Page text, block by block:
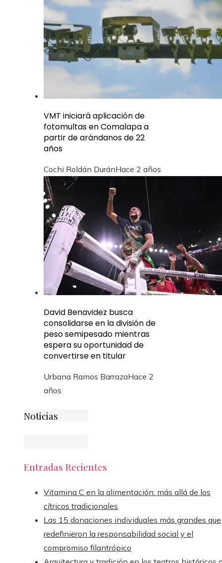
VMT iniciará aplicación de
fotomultas en Comalapa a
partir de arándanos de 22
años
Cochi Roldán DuránHace 2 años
David Benavidez busca
consolidarse en la división de
peso semipesado mientras
espera su oportunidad de
convertirse en titular
Urbana Ramos BarrazaHace 2
años
Noticias
Entradas Recientes
Vitamina C en la alimentación: más allá de los
cítricos tradicionales
Las 15 donaciones individuales más grandes que
redefinieron la responsabilidad social y el
compromiso filantrópico